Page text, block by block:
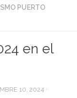
PUERTO
en el
10, 2024 ·